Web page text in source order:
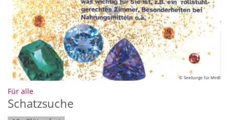
© Seelsorge für MmB
Für alle:
Schatzsuche